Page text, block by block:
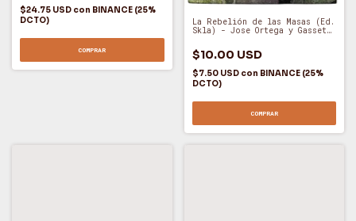
$24.75 USD con BINANCE (25%
DCTO)
COMPRAR
La Rebelión de las Masas (Ed.
Skla) - Jose Ortega y Gasset
$10.00 USD
$7.50 USD con BINANCE (25%
DCTO)
COMPRAR